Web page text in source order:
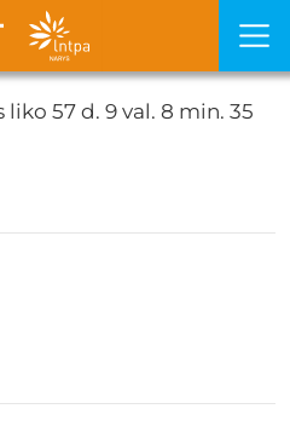
liko 57 d. 9 val. 8 min. 35